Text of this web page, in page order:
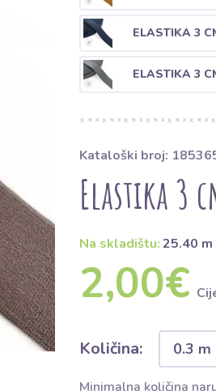
ELASTIKA 3
ELASTIKA 3
Kataloški broj:
Elastika 3
Na skladištu:25.40 m
2,00€
Količina: 0.3 m
Minimalna količina